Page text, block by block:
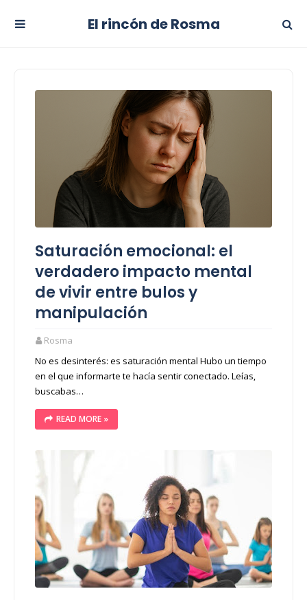
El rincón de Rosma
Saturación emocional: el
verdadero impacto mental
de vivir entre bulos y
manipulación
Rosma
No es desinterés: es saturación mental Hubo un tiempo
en el que informarte te hacía sentir conectado. Leías,
buscabas…
READ MORE »